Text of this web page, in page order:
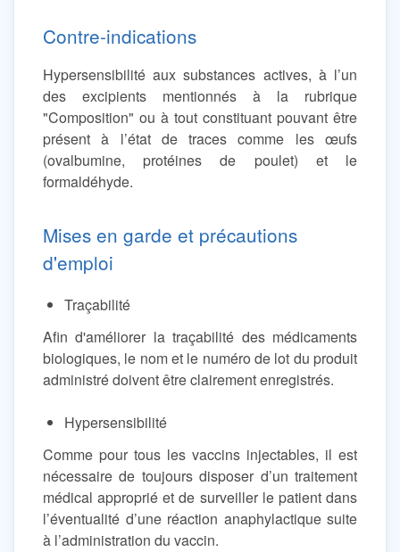
Contre-indications
Hypersensibilité aux substances actives, à l’un
des excipients mentionnés à la rubrique
"Composition" ou à tout constituant pouvant être
présent à l’état de traces comme les œufs
(ovalbumine, protéines de poulet) et le
formaldéhyde.
Mises en garde et précautions
d'emploi
Traçabilité
Afin d'améliorer la traçabilité des médicaments
biologiques, le nom et le numéro de lot du produit
administré doivent être clairement enregistrés.
Hypersensibilité
Comme pour tous les vaccins injectables, il est
nécessaire de toujours disposer d’un traitement
médical approprié et de surveiller le patient dans
l’éventualité d’une réaction anaphylactique suite
à l’administration du vaccin.